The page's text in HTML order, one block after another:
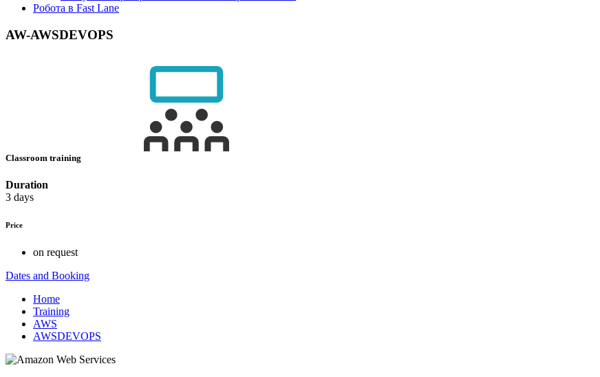
Робота в Fast Lane
AW-AWSDEVOPS
Classroom training
Duration
3 days
Price
on request
Dates and Booking
Home
Training
AWS
AWSDEVOPS